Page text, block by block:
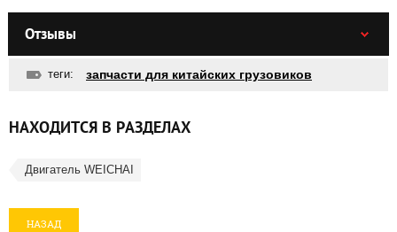
Отзывы
теги: запчасти для китайских грузовиков
НАХОДИТСЯ В РАЗДЕЛАХ
Двигатель WEICHAI
НАЗАД